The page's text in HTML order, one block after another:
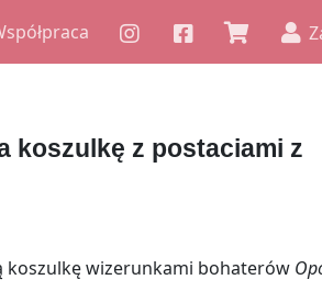
koszulkę z postaciami z
koszulkę wizerunkami bohaterów